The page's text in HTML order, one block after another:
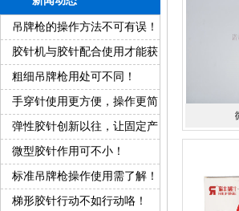
吊牌枪的操作方法不可有误！
胶针机与胶针配合使用才能获
得好产品！
粗细吊牌枪用处可不同！
手穿针使用更方便，操作更简
单！
弹性胶针创新以往，让固定产
品变得更方便！
微型胶针作用可不小！
标准吊牌枪操作使用需了解！
梯形胶针行动不如行动咯！